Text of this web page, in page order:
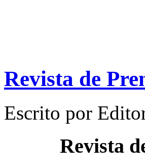
Revista de
Escrito por
Revista